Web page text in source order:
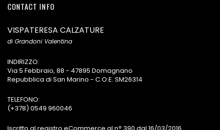
CONTACT INFO
VISPATERESA CALZATURE
di Grandoni Valentina
INDIRIZZO:
Via 5 Febbraio, 88 - 47895 Domagnano
Repubblica di San Marino - C.O.E. SM26314
TELEFONO:
(+378) 0549 960046
Iscritto al registro eCommerce al n° 390 dal 16/03/2016